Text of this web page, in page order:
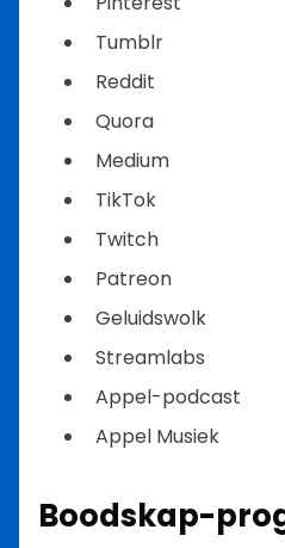
Tumblr
Reddit
Quora
Medium
TikTok
Twitch
Patreon
Geluidswolk
Streamlabs
Appel-podcast
Appel Musiek
Boodskap-